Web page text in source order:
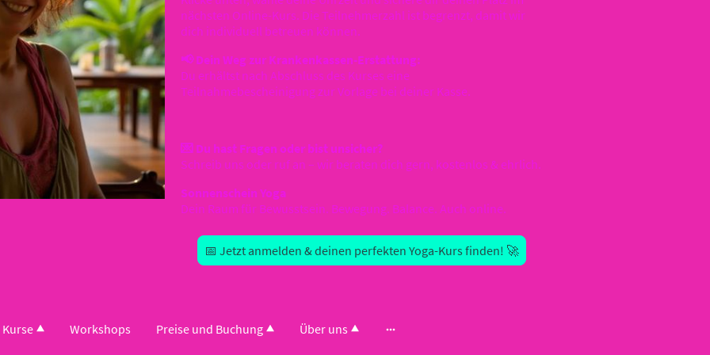
nächsten Online-Kurs. Die Teilnehmerzahl ist begrenzt, damit wir
dich individuell betreuen können.
📢 Dein Weg zur Krankenkassen-Erstattung:
Du erhältst nach Abschluss des Kurses eine
Teilnahmebescheinigung zur Vorlage bei deiner Kasse.
💌 Du hast Fragen oder bist unsicher?
Schreib uns oder ruf an – wir beraten dich gern, kostenlos & ehrlich.
Sonnenschein Yoga
Dein Raum für Bewusstsein. Bewegung. Balance. Auch online.
📅 Jetzt anmelden & deinen perfekten Yoga-Kurs finden! 🚀
Kurse Workshops Preise und Buchung Über uns